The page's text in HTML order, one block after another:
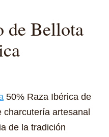
de Bellota
50% Raza Ibérica de
artesanal
de la tradición